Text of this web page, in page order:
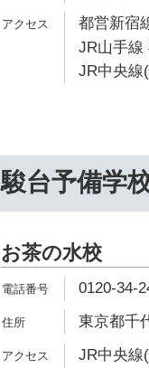
都営新宿
JR山手線
JR中央線
駿台予備学
お茶の水校
0120-34-
東京都千
JR中央線